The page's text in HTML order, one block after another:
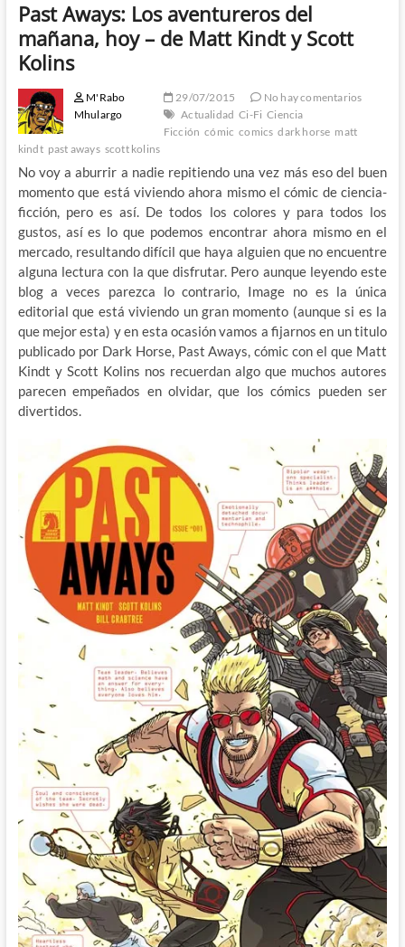
Past Aways: Los aventureros del
mañana, hoy – de Matt Kindt y Scott
Kolins
M'Rabo
Mhulargo
29/07/2015
No hay comentarios
Actualidad Ci-Fi Ciencia
Ficción cómic comics dark horse matt
kindt past aways scott kolins
No voy a aburrir a nadie repitiendo una vez más eso del buen
momento que está viviendo ahora mismo el cómic de ciencia-
ficción, pero es así. De todos los colores y para todos los
gustos, así es lo que podemos encontrar ahora mismo en el
mercado, resultando difícil que haya alguien que no encuentre
alguna lectura con la que disfrutar. Pero aunque leyendo este
blog a veces parezca lo contrario, Image no es la única
editorial que está viviendo un gran momento (aunque si es la
que mejor esta) y en esta ocasión vamos a fijarnos en un titulo
publicado por Dark Horse, Past Aways, cómic con el que Matt
Kindt y Scott Kolins nos recuerdan algo que muchos autores
parecen empeñados en olvidar, que los cómics pueden ser
divertidos.